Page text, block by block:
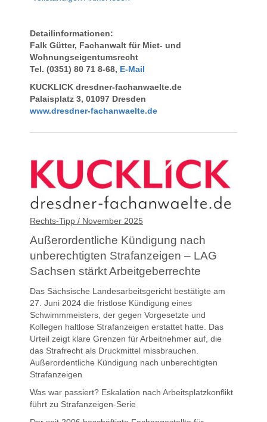
Detailinformationen:
Falk Gütter, Fachanwalt für Miet- und
Wohnungseigentumsrecht
Tel. (0351) 80 71 8-68, E-Mail
KUCKLICK dresdner-fachanwaelte.de
Palaisplatz 3, 01097 Dresden
www.dresdner-fachanwaelte.de
Rechts-Tipp / November 2025
Außerordentliche Kündigung nach
unberechtigten Strafanzeigen – LAG
Sachsen stärkt Arbeitgeberrechte
Das Sächsische Landesarbeitsgericht bestätigte am
27. Juni 2024 die fristlose Kündigung eines
Schwimmmeisters, der gegen Vorgesetzte und
Kollegen haltlose Strafanzeigen erstattet hatte. Das
Urteil zeigt klare Grenzen für Arbeitnehmer auf, die
das Strafrecht als Druckmittel missbrauchen.
Außerordentliche Kündigung nach unberechtigten
Strafanzeigen
Was war passiert? Eskalation nach Arbeitsplatzkonflikt
führt zu Strafanzeigen-Serie